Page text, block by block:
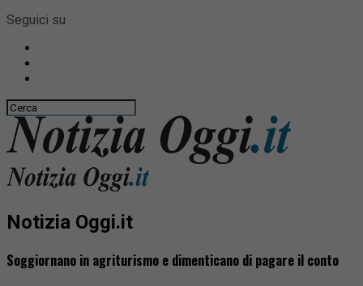
Seguici su
Notizia Oggi.it
Soggiornano in agriturismo e dimenticano di pagare il conto